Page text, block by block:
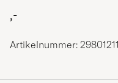
,-
Artikelnummer: